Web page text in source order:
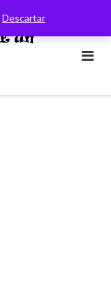
Descartar